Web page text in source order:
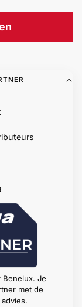
Benelux. Je
met de